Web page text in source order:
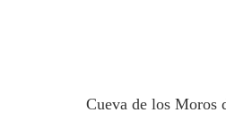
Cueva de los Moros